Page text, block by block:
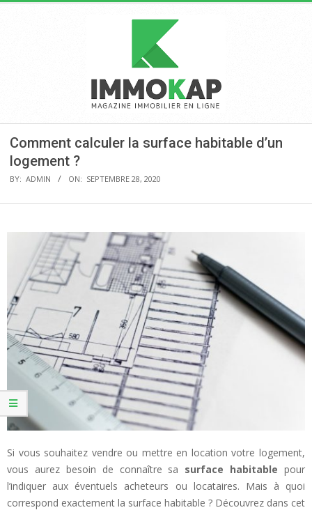
IMMOKAP
Navigation
Menu
Comment calculer la surface habitable d’un
logement ?
BY: ADMIN ON: SEPTEMBRE 28, 2020
Si vous souhaitez vendre ou mettre en location votre logement,
vous aurez besoin de connaître sa surface habitable pour
l’indiquer aux éventuels acheteurs ou locataires. Mais à quoi
correspond exactement la surface habitable ? Découvrez dans cet